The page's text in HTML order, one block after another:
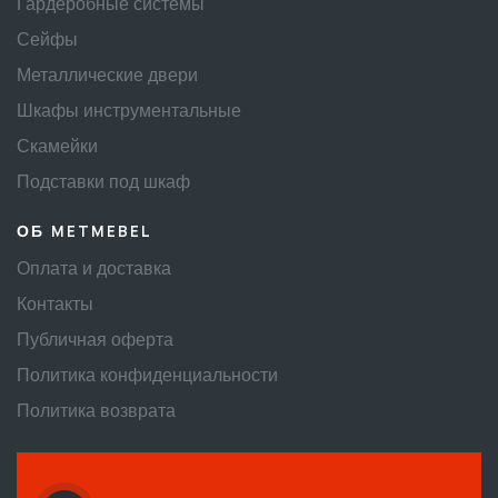
Гардеробные системы
Сейфы
Металлические двери
Шкафы инструментальные
Скамейки
Подставки под шкаф
ОБ METMEBEL
Оплата и доставка
Контакты
Публичная оферта
Политика конфиденциальности
Политика возврата